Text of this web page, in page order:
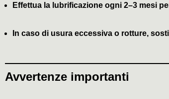
Effettua la lubrificazione ogni 2–3 mesi
In caso di usura eccessiva o rotture,
Avvertenze importanti